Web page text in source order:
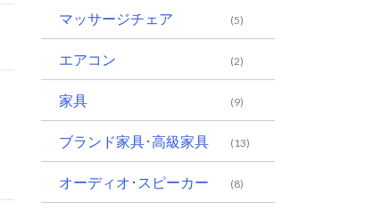
マッサージチェア (5)
エアコン (2)
家具 (9)
ブランド家具･高級家具 (13)
オーディオ･スピーカー (8)